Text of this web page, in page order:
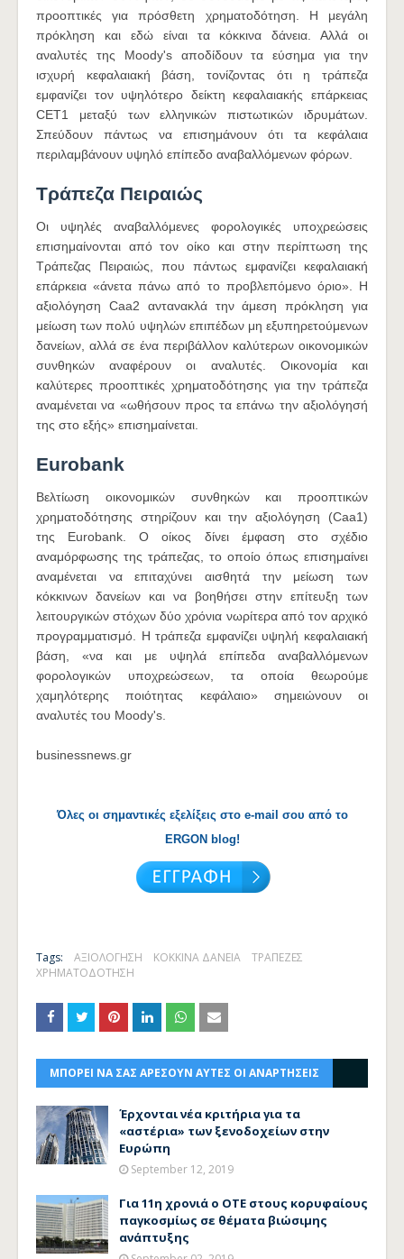
προοπτικές για πρόσθετη χρηματοδότηση. Η μεγάλη
πρόκληση και εδώ είναι τα κόκκινα δάνεια. Αλλά οι
αναλυτές της Moody's αποδίδουν τα εύσημα για την
ισχυρή κεφαλαιακή βάση, τονίζοντας ότι η τράπεζα
εμφανίζει τον υψηλότερο δείκτη κεφαλαιακής επάρκειας
CET1 μεταξύ των ελληνικών πιστωτικών ιδρυμάτων.
Σπεύδουν πάντως να επισημάνουν ότι τα κεφάλαια
περιλαμβάνουν υψηλό επίπεδο αναβαλλόμενων φόρων.
Τράπεζα Πειραιώς
Οι υψηλές αναβαλλόμενες φορολογικές υποχρεώσεις
επισημαίνονται από τον οίκο και στην περίπτωση της
Τράπεζας Πειραιώς, που πάντως εμφανίζει κεφαλαιακή
επάρκεια «άνετα πάνω από το προβλεπόμενο όριο». Η
αξιολόγηση Caa2 αντανακλά την άμεση πρόκληση για
μείωση των πολύ υψηλών επιπέδων μη εξυπηρετούμενων
δανείων, αλλά σε ένα περιβάλλον καλύτερων οικονομικών
συνθηκών αναφέρουν οι αναλυτές. Οικονομία και
καλύτερες προοπτικές χρηματοδότησης για την τράπεζα
αναμένεται να «ωθήσουν προς τα επάνω την αξιολόγησή
της στο εξής» επισημαίνεται.
Eurobank
Βελτίωση οικονομικών συνθηκών και προοπτικών
χρηματοδότησης στηρίζουν και την αξιολόγηση (Caa1)
της Eurobank. O οίκος δίνει έμφαση στο σχέδιο
αναμόρφωσης της τράπεζας, το οποίο όπως επισημαίνει
αναμένεται να επιταχύνει αισθητά την μείωση των
κόκκινων δανείων και να βοηθήσει στην επίτευξη των
λειτουργικών στόχων δύο χρόνια νωρίτερα από τον αρχικό
προγραμματισμό. Η τράπεζα εμφανίζει υψηλή κεφαλαιακή
βάση, «να και με υψηλά επίπεδα αναβαλλόμενων
φορολογικών υποχρεώσεων, τα οποία θεωρούμε
χαμηλότερης ποιότητας κεφάλαιο» σημειώνουν οι
αναλυτές του Moody's.
businessnews.gr
Όλες οι σημαντικές εξελίξεις στο e-mail σου από το
ERGON blog!
Tags: ΑΞΙΟΛΟΓΗΣΗ ΚΟΚΚΙΝΑ ΔΑΝΕΙΑ
ΤΡΑΠΕΖΕΣ
ΧΡΗΜΑΤΟΔΟΤΗΣΗ
ΜΠΟΡΕΙ ΝΑ ΣΑΣ ΑΡΕΣΟΥΝ ΑΥΤΕΣ ΟΙ ΑΝΑΡΤΗΣΕΙΣ
Έρχονται νέα κριτήρια για τα
«αστέρια» των ξενοδοχείων στην
Ευρώπη
September 12, 2019
Για 11η χρονιά ο ΟΤΕ στους κορυφαίους
παγκοσμίως σε θέματα βιώσιμης
ανάπτυξης